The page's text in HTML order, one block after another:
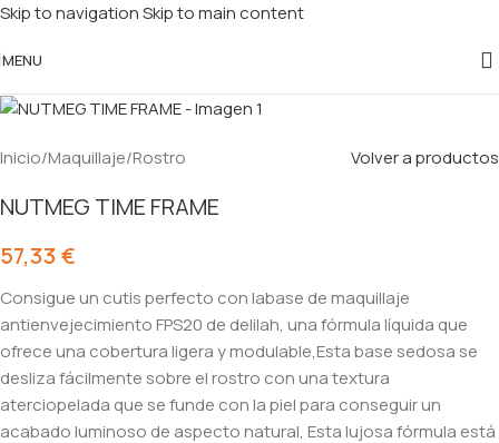
Skip to navigationSkip to main content
MENU
Inicio/Maquillaje/Rostro Volver a productos
NUTMEG TIME FRAME
57,33€
Consigue un cutis perfecto con labase de maquillaje
antienvejecimiento FPS20 de delilah, una fórmula líquida que
ofrece una cobertura ligera y modulable,Esta base sedosa se
desliza fácilmente sobre el rostro con una textura
aterciopelada que se funde con la piel para conseguir un
acabado luminoso de aspecto natural, Esta lujosa fórmula está